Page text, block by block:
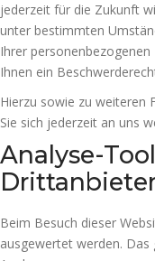
jederzeit für die Zukunft
unter bestimmten
Ihrer
Ihnen ein
Hierzu sowie zu weiteren
Sie sich jederzeit an uns
Analyse-
Beim Besuch dieser
ausgewertet werden.